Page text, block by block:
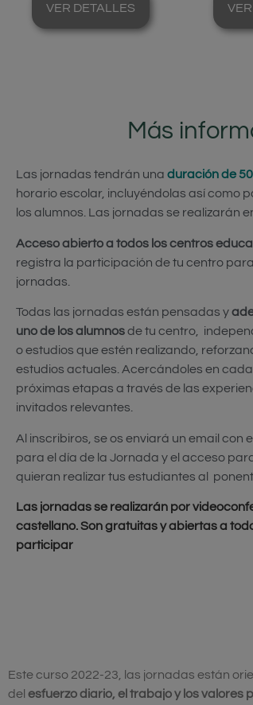
VER DETALLES
Más
Las jornadas tendrán una duración de
horario escolar, incluyéndolas así como
los alumnos. Las jornadas se realizarán
Acceso abierto a todos los centros
registra la participación de tu centro
jornadas.
Todas las jornadas están pensadas y
uno de los alumnosde tu centro,
o estudios que estén realizando,
estudios actuales. Acercándoles en
próximas etapas a través de las
invitados relevantes.
Al inscribiros, se os enviará un email con
para el día de la Jornada y el acceso
quieran realizar tus estudiantes al
Las jornadas se realizarán por
castellano. Son gratuitas y abiertas a
participar
Este curso 2022-23, las jornadas están
del esfuerzo diario, el trabajo y los valores